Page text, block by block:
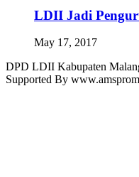
LDII Jadi
May 17, 2017
DPD LDII Kabupaten
Supported By